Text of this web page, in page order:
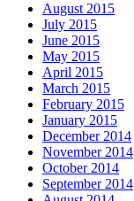
August 2015
July 2015
June 2015
May 2015
April 2015
March 2015
February 2015
January 2015
December 2014
November 2014
October 2014
September 2014